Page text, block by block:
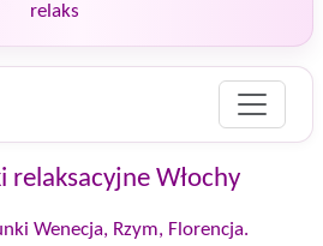
relaks
relaksacyjne Włochy
Wenecja, Rzym, Florencja.